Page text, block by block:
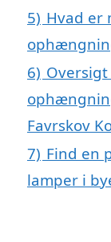
5) Hvad er
6)
Favrskov
7) Find en
lamper i